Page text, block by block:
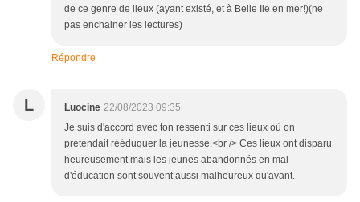
de ce genre de lieux (ayant existé, et à Belle Ile en mer!)(ne
pas enchainer les lectures)
Répondre
L Luocine 22/08/2023 09:35
Je suis d'accord avec ton ressenti sur ces lieux où on
pretendait rééduquer la jeunesse.<br /> Ces lieux ont disparu
heureusement mais les jeunes abandonnés en mal
d'éducation sont souvent aussi malheureux qu'avant.